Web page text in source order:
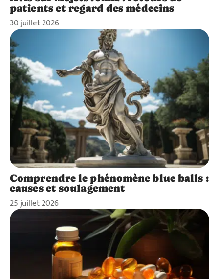
patients et regard des médecins
30 juillet 2026
Comprendre le phénomène blue balls :
causes et soulagement
25 juillet 2026